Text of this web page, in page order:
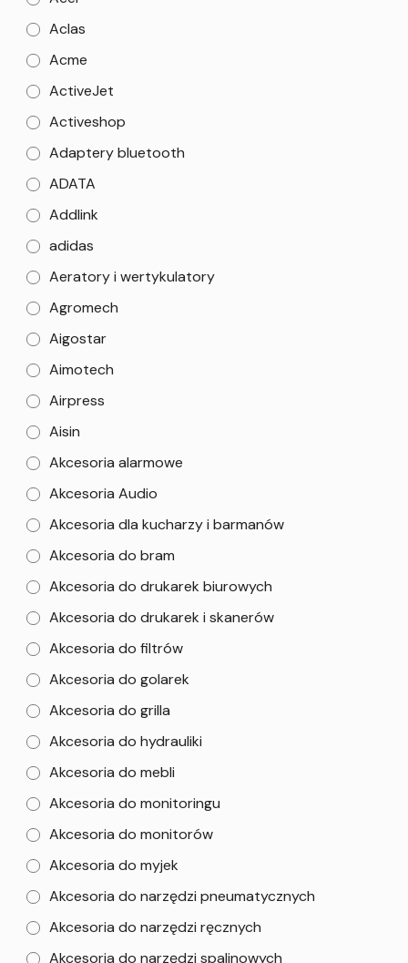
Aclas
Acme
ActiveJet
Activeshop
Adaptery bluetooth
ADATA
Addlink
adidas
Aeratory i wertykulatory
Agromech
Aigostar
Aimotech
Airpress
Aisin
Akcesoria alarmowe
Akcesoria Audio
Akcesoria dla kucharzy i barmanów
Akcesoria do bram
Akcesoria do drukarek biurowych
Akcesoria do drukarek i skanerów
Akcesoria do filtrów
Akcesoria do golarek
Akcesoria do grilla
Akcesoria do hydrauliki
Akcesoria do mebli
Akcesoria do monitoringu
Akcesoria do monitorów
Akcesoria do myjek
Akcesoria do narzędzi pneumatycznych
Akcesoria do narzędzi ręcznych
Akcesoria do narzędzi spalinowych